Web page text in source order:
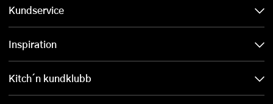
Kundservice
Inspiration
Kitch´n kundklubb